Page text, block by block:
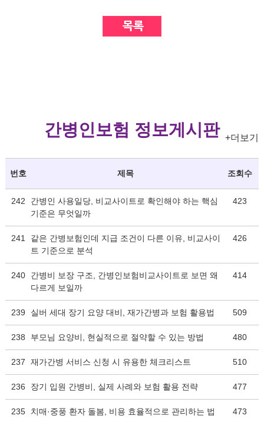
간병인보험 정보게시판 +더보기
번호 제목 조회수
242
간병인 사용일당, 비교사이트로 확인해야 하는 핵심
기준은 무엇일까
423
241
같은 간병보험인데 지급 조건이 다른 이유, 비교사이
트 기준으로 분석
426
240
간병비 보장 구조, 간병인보험비교사이트로 보면 왜
다르게 보일까
414
239 실버 세대 장기 요양 대비, 재가간병과 보험 활용법 509
238 부모님 요양비, 현실적으로 절약할 수 있는 방법 480
237 재가간병 서비스 신청 시 유용한 체크리스트 510
236 장기 입원 간병비, 실제 사례와 보험 활용 전략 477
235 치매·중풍 환자 돌봄, 비용 효율적으로 관리하는 법 473